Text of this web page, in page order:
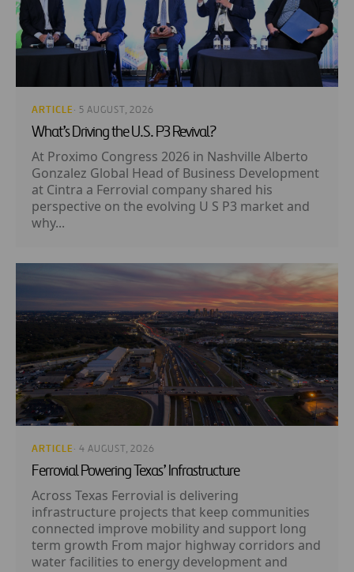
ARTICLE · 5 AUGUST, 2026
What’s Driving the U.S. P3 Revival?
At Proximo Congress 2026 in Nashville Alberto
Gonzalez Global Head of Business Development
at Cintra a Ferrovial company shared his
perspective on the evolving U S P3 market and
why...
ARTICLE · 4 AUGUST, 2026
Ferrovial Powering Texas’ Infrastructure
Across Texas Ferrovial is delivering
infrastructure projects that keep communities
connected improve mobility and support long
term growth From major highway corridors and
water facilities to energy development and